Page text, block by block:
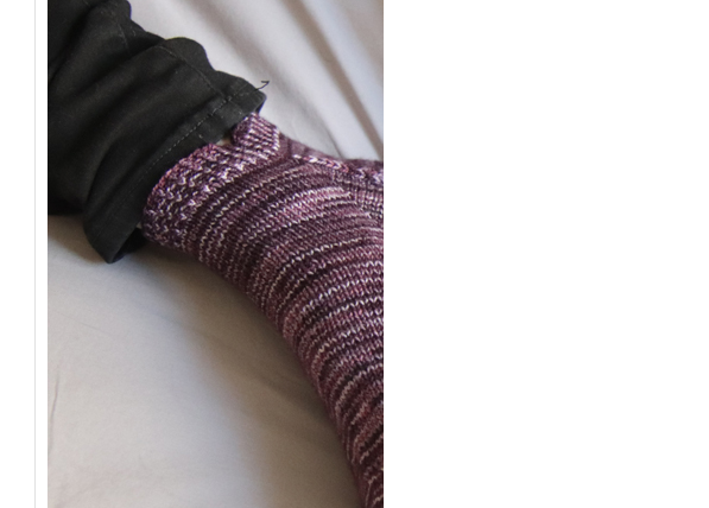
{Tricot} Le défi 2026 :
Je tricote mes
socquettes
C’est la 4ème année
consécutive que
j’organise un défi de…